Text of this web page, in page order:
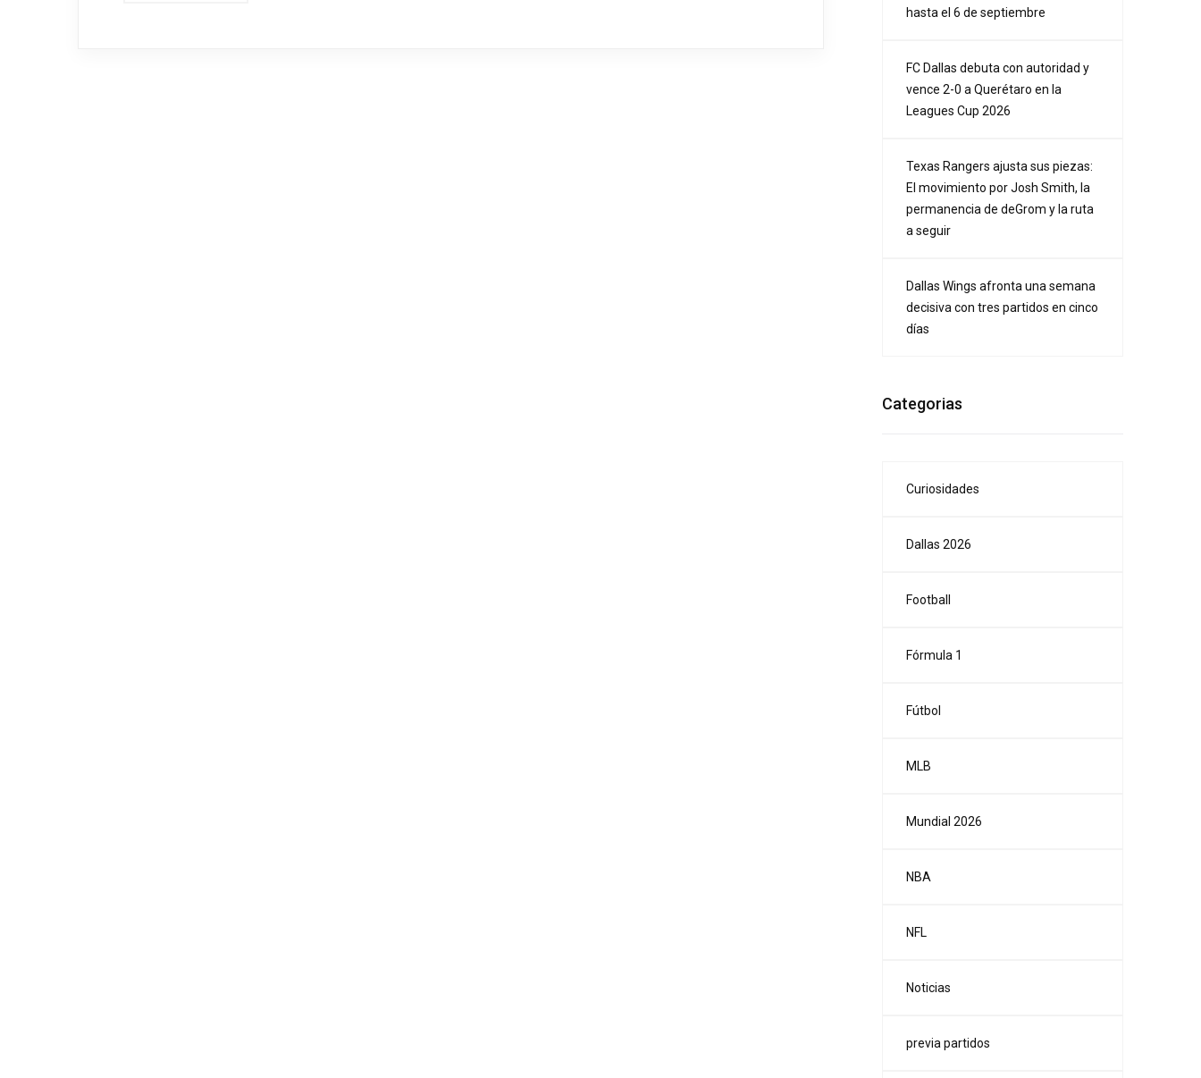
hasta el 6 de septiembre
FC Dallas debuta con autoridad y
vence 2-0 a Querétaro en la
Leagues Cup 2026
Texas Rangers ajusta sus piezas:
El movimiento por Josh Smith, la
permanencia de deGrom y la ruta
a seguir
Dallas Wings afronta una semana
decisiva con tres partidos en cinco
días
Categorias
Curiosidades
Dallas 2026
Football
Fórmula 1
Fútbol
MLB
Mundial 2026
NBA
NFL
Noticias
previa partidos